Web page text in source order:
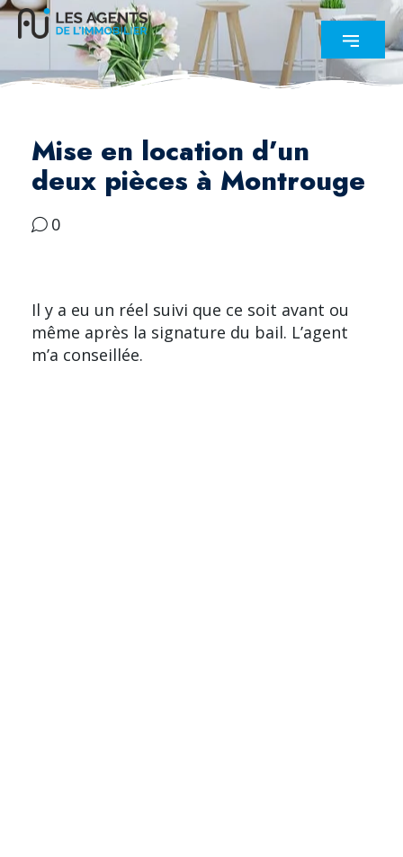
Mise en location d’un
deux pièces à Montrouge
0
Il y a eu un réel suivi que ce soit avant ou
même après la signature du bail. L’agent
m’a conseillée.